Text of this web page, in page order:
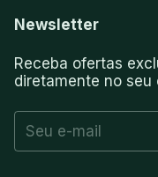
Newsletter
Receba ofertas
diretamente no seu